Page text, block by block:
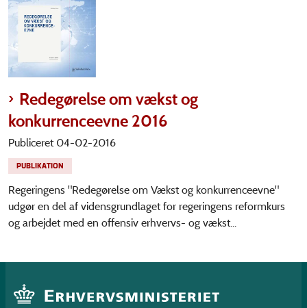
Redegørelse om vækst og
konkurrenceevne 2016
Publiceret 04-02-2016
PUBLIKATION
Regeringens "Redegørelse om Vækst og konkurrenceevne"
udgør en del af vidensgrundlaget for regeringens reformkurs
og arbejdet med en offensiv erhvervs- og vækst...